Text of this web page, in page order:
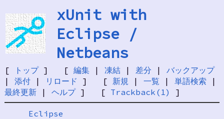
xUnit with
Eclipse /
Netbeans
[ トップ] [ 編集| 凍結| 差分 | バックアップ
| 添付| リロード ] [ 新規 | 一覧 | 単語検索 |
最終更新| ヘルプ] [ Trackback(1) ]
Eclipse